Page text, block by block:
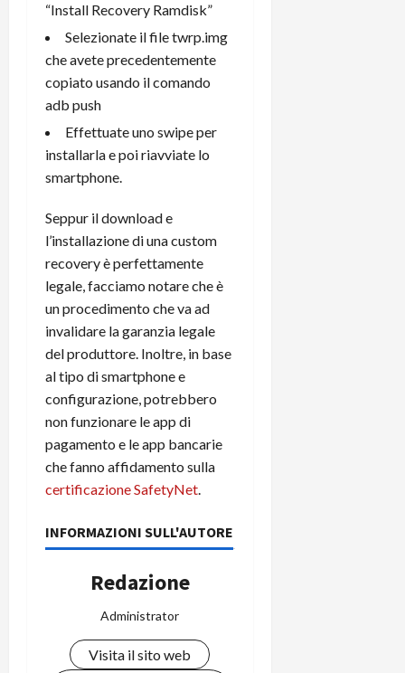
“Install Recovery Ramdisk”
Selezionate il file twrp.img
che avete precedentemente
copiato usando il comando
adb push
Effettuate uno swipe per
installarla e poi riavviate lo
smartphone.
Seppur il download e
l’installazione di una custom
recovery è perfettamente
legale, facciamo notare che è
un procedimento che va ad
invalidare la garanzia legale
del produttore. Inoltre, in base
al tipo di smartphone e
configurazione, potrebbero
non funzionare le app di
pagamento e le app bancarie
che fanno affidamento sulla
certificazione SafetyNet.
INFORMAZIONI SULL'AUTORE
Redazione
Administrator
Visita il sito web